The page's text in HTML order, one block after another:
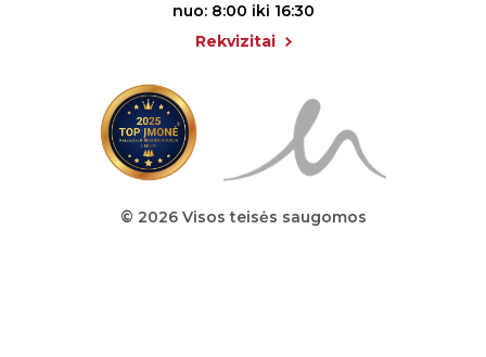
nuo: 8:00 iki 16:30
Rekvizitai
© 2026 Visos teisės saugomos